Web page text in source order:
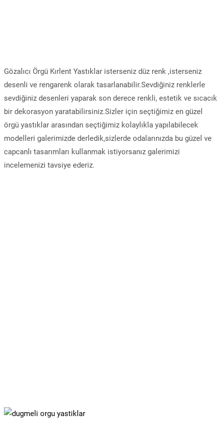
Gözalıcı Örgü Kırlent Yastıklar isterseniz düz renk ,isterseniz
desenli ve rengarenk olarak tasarlanabilir.Sevdiğiniz renklerle
sevdiğiniz desenleri yaparak son derece renkli, estetik ve sıcacık
bir dekorasyon yaratabilirsiniz.Sizler için seçtiğimiz en güzel
örgü yastıklar arasından seçtiğimiz kolaylıkla yapılabilecek
modelleri galerimizde derledik,sizlerde odalarınızda bu güzel ve
capcanlı tasarımları kullanmak istiyorsanız galerimizi
incelemenizi tavsiye ederiz.